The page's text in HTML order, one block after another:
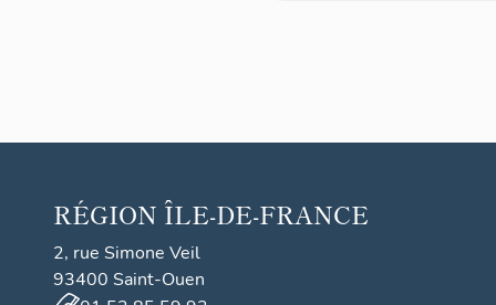
RÉGION ÎLE-DE-FRANCE
2, rue Simone Veil
93400 Saint-Ouen